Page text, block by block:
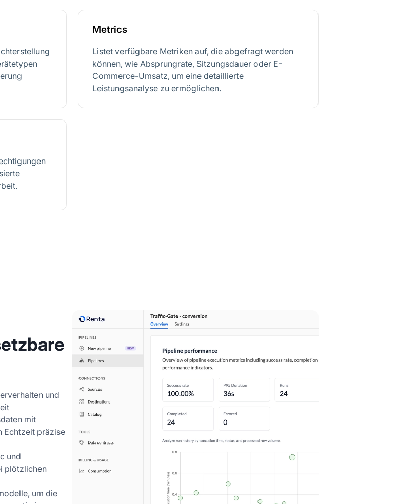
Metrics
Listet verfügbare Metriken auf, die abgefragt werden
können, wie Absprungrate, Sitzungsdauer oder E-
Commerce-Umsatz, um eine detaillierte
Leistungsanalyse zu ermöglichen.
und
mit
Echtzeit präzise
und
plötzlichen
um die